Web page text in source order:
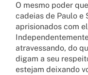
O mesmo poder
cadeias de Paulo e
aprisionados com
atravessando, do
digam a seu
estejam deixando